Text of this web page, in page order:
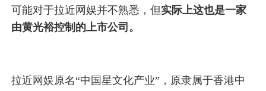
可能对于拉近网娱并不熟悉，但实际上这也是一家
由黄光裕控制的上市公司。
拉近网娱原名“中国星文化产业”，原隶属于香港中